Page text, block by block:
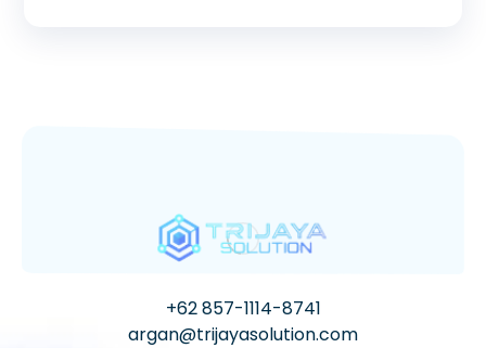
+62 857-1114-8741
argan@trijayasolution.com